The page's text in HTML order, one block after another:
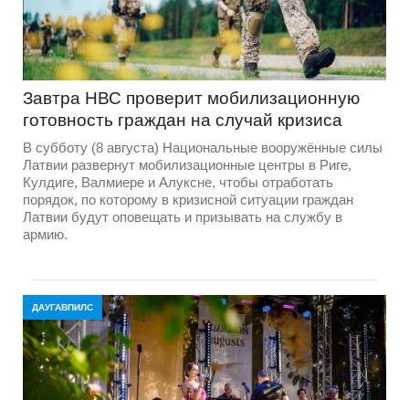
Завтра НВС проверит мобилизационную
готовность граждан на случай кризиса
В субботу (8 августа) Национальные вооружённые силы
Латвии развернут мобилизационные центры в Риге,
Кулдиге, Валмиере и Алуксне, чтобы отработать
порядок, по которому в кризисной ситуации граждан
Латвии будут оповещать и призывать на службу в
армию.
ДАУГАВПИЛС